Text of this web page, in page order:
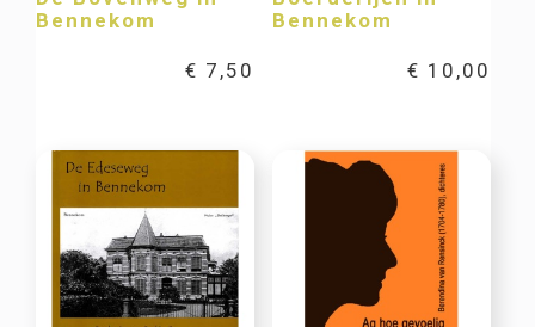
Bennekom
€ 7,50
Bennekom
€ 10,00